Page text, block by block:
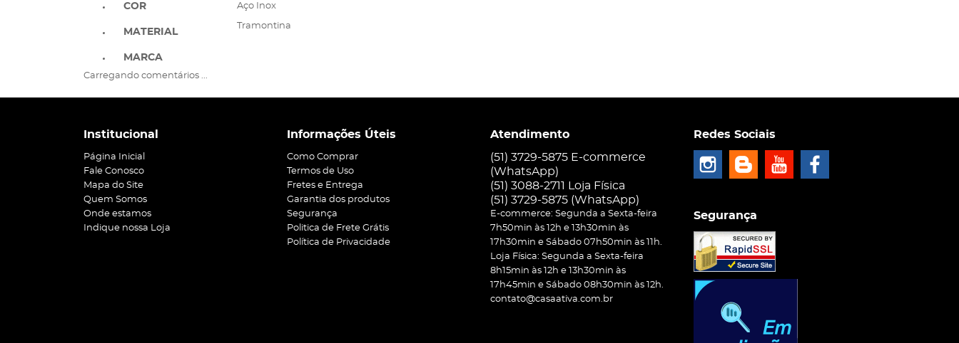
COR
MATERIAL
MARCA
Aço Inox
Tramontina
Carregando comentários ...
Institucional
Página Inicial
Fale Conosco
Mapa do Site
Quem Somos
Onde estamos
Indique nossa Loja
Informações Úteis
Como Comprar
Termos de Uso
Fretes e Entrega
Garantia dos produtos
Segurança
Politica de Frete Grátis
Política de Privacidade
Atendimento
(51) 3729-5875 E-commerce
(WhatsApp)
(51) 3088-2711 Loja Física
(51) 3729-5875 (WhatsApp)
E-commerce: Segunda a Sexta-feira
7h50min às 12h e 13h30min às
17h30min e Sábado 07h50min às 11h.
Loja Física: Segunda a Sexta-feira
8h15min às 12h e 13h30min às
17h45min e Sábado 08h30min às 12h.
contato@casaativa.com.br
Redes Sociais
Segurança